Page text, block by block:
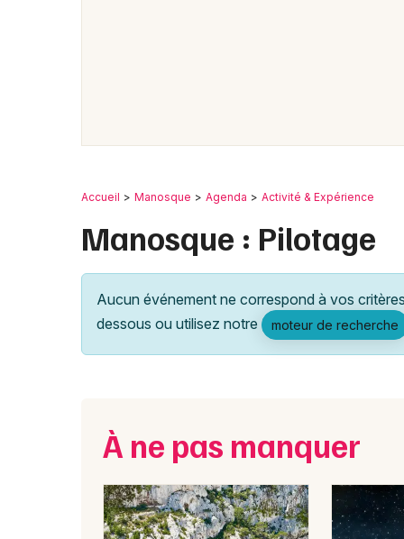
Accueil Manosque Agenda Activité & Expérience
Manosque : Pilotage
Aucun événement ne correspond à vos
dessous ou utilisez notre
moteur de recherche
À ne pas manquer